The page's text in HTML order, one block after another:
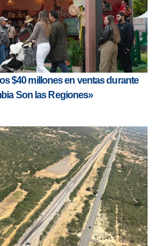
$40 millones en ventas durante
Son las Regiones»